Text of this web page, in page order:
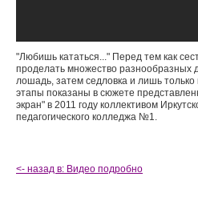
"Любишь кататься..." Перед тем как
проделать множество разнообразных
лошадь, затем седловка и лишь только
этапы показаны в сюжете
экран" в 2011 году коллективом
педагогического колледжа №1.
<- назад в: Видео подробно